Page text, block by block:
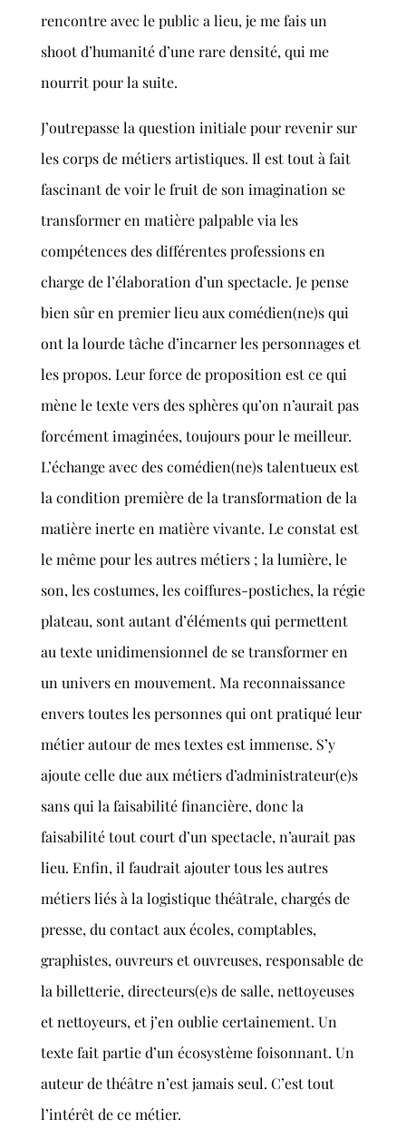
rencontre avec le public a lieu, je me fais un
shoot d’humanité d’une rare densité, qui me
nourrit pour la suite.
J’outrepasse la question initiale pour revenir sur
les corps de métiers artistiques. Il est tout à fait
fascinant de voir le fruit de son imagination se
transformer en matière palpable via les
compétences des différentes professions en
charge de l’élaboration d’un spectacle. Je pense
bien sûr en premier lieu aux comédien(ne)s qui
ont la lourde tâche d’incarner les personnages et
les propos. Leur force de proposition est ce qui
mène le texte vers des sphères qu’on n’aurait pas
forcément imaginées, toujours pour le meilleur.
L’échange avec des comédien(ne)s talentueux est
la condition première de la transformation de la
matière inerte en matière vivante. Le constat est
le même pour les autres métiers ; la lumière, le
son, les costumes, les coiffures-postiches, la régie
plateau, sont autant d’éléments qui permettent
au texte unidimensionnel de se transformer en
un univers en mouvement. Ma reconnaissance
envers toutes les personnes qui ont pratiqué leur
métier autour de mes textes est immense. S’y
ajoute celle due aux métiers d’administrateur(e)s
sans qui la faisabilité financière, donc la
faisabilité tout court d’un spectacle, n’aurait pas
lieu. Enfin, il faudrait ajouter tous les autres
métiers liés à la logistique théâtrale, chargés de
presse, du contact aux écoles, comptables,
graphistes, ouvreurs et ouvreuses, responsable de
la billetterie, directeurs(e)s de salle, nettoyeuses
et nettoyeurs, et j’en oublie certainement. Un
texte fait partie d’un écosystème foisonnant. Un
auteur de théâtre n’est jamais seul. C’est tout
l’intérêt de ce métier.